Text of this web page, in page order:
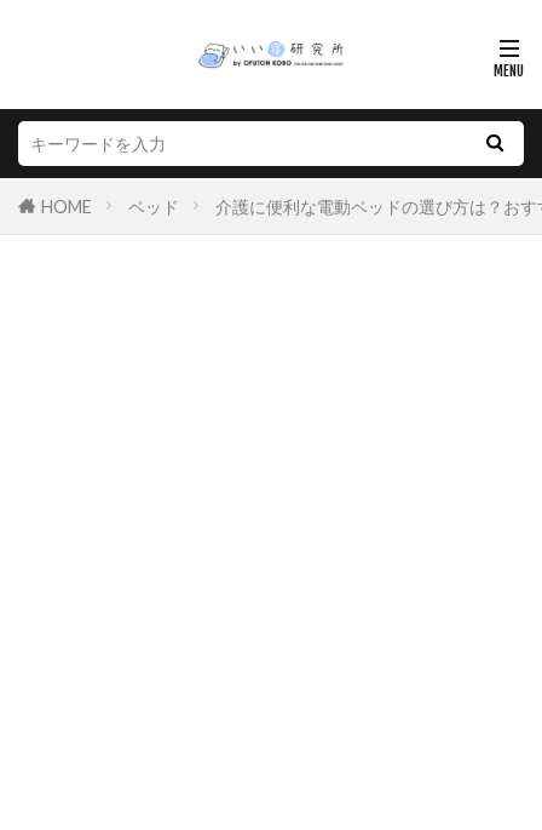
HOME ベッド 介護に便利な電動ベッドの選び方は？お